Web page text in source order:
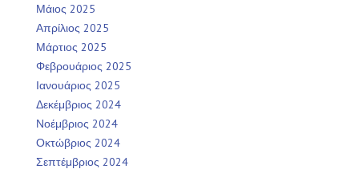
Μάιος 2025
Απρίλιος 2025
Μάρτιος 2025
Φεβρουάριος 2025
Ιανουάριος 2025
Δεκέμβριος 2024
Νοέμβριος 2024
Οκτώβριος 2024
Σεπτέμβριος 2024